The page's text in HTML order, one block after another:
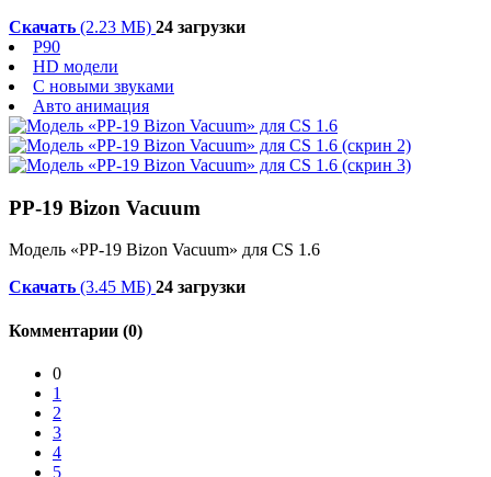
Скачать (2.23 МБ) 24 загрузки
P90
HD модели
С новыми звуками
Авто анимация
PP-19 Bizon Vacuum
Модель «PP-19 Bizon Vacuum» для CS 1.6
Скачать (3.45 МБ) 24 загрузки
Комментарии (0)
0
1
2
3
4
5